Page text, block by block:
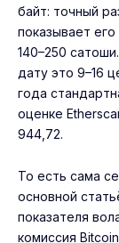
байт: точный
показывает
140–250
дату это 9–16
года
оценке
944,72.
То есть сама
основной
показателя
комиссия